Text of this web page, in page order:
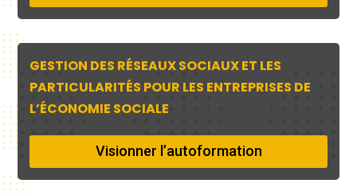
GESTION DES RÉSEAUX SOCIAUX ET LES
PARTICULARITÉS POUR LES ENTREPRISES DE
L’ÉCONOMIE SOCIALE
Visionner l’autoformation